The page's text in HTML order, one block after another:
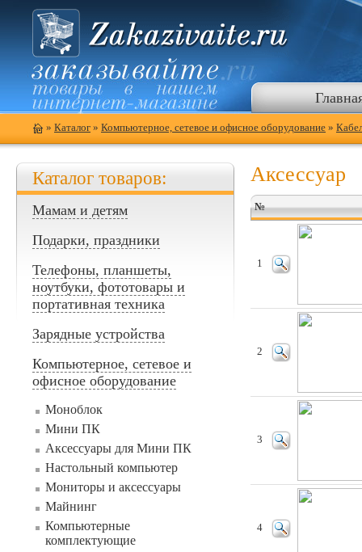
» Каталог » Компьютерное, сетевое и офисное оборудование »
Каталог товаров:
Мамам и детям
Подарки, праздники
Телефоны, планшеты,
ноутбуки, фототовары и
портативная техника
Зарядные устройства
Компьютерное, сетевое и
офисное оборудование
Моноблок
Мини ПК
Аксессуары для Мини ПК
Настольный компьютер
Мониторы и аксессуары
Майнинг
Компьютерные
комплектующие
Аксессуар
№
1
2
3
4